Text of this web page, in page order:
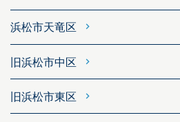
浜松市天竜区
旧浜松市中区
旧浜松市東区